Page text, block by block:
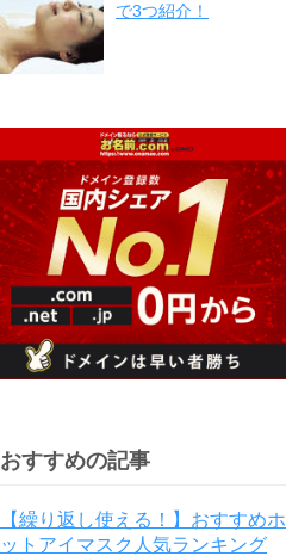
で3つ紹介！
おすすめの記事
【繰り返し使える！】おすすめホ
ットアイマスク人気ランキング